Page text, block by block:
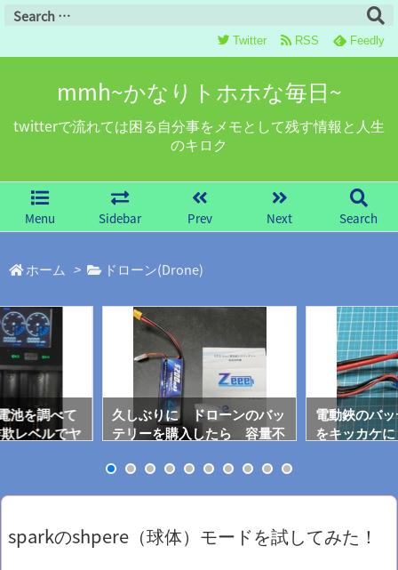
mmh~かなりトホホな毎日~
twitterで流れては困る自分事をメモとして残す情報と人生
のキロク
Menu Sidebar Prev Next Search
Twitter RSS Feedly
ホーム > ドローン(Drone)
池を調べて
レベルでヤ
久しぶりに ドローンのバッ
テリーを購入したら 容量不
電動鋏のバ
をキッカケ
sparkのshpere（球体）モードを試してみた！